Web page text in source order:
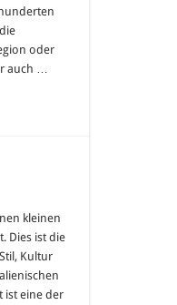
oder
auch …
kleinen
Dies ist die
Kultur
ist eine der